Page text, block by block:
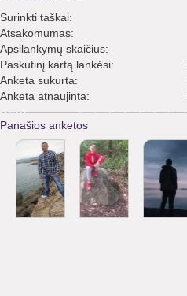
Surinkti taškai:
Atsakomumas:
Apsilankymų skaičius:
Paskutinį kartą lankėsi:
Anketa sukurta:
Anketa atnaujinta:
Panašios anketos